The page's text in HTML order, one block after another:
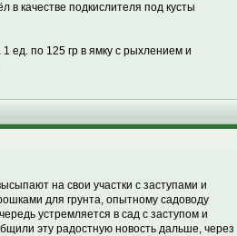
в качестве подкислителя под кусты
ед. по 125 гр в ямку с рыхлением и
на свои участки с заступами и
для грунта, опытному садоводу
устремляется в сад с заступом и
эту радостную новость дальше, через